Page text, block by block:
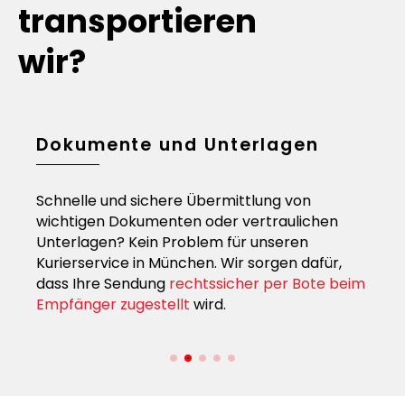
transportieren
wir?
Dokumente und Unterlagen
Schnelle und sichere Übermittlung von
wichtigen Dokumenten oder vertraulichen
Unterlagen? Kein Problem für unseren
Kurierservice in München. Wir sorgen dafür,
dass Ihre Sendung rechtssicher per Bote beim
Empfänger zugestellt wird.